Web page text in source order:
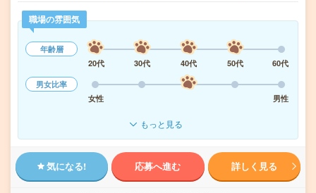
職場の雰囲気
年齢層
20代
30代 40代 50代
60代
男女比率
女性
男性
もっと見る
気になる! 応募へ進む 詳しく見る